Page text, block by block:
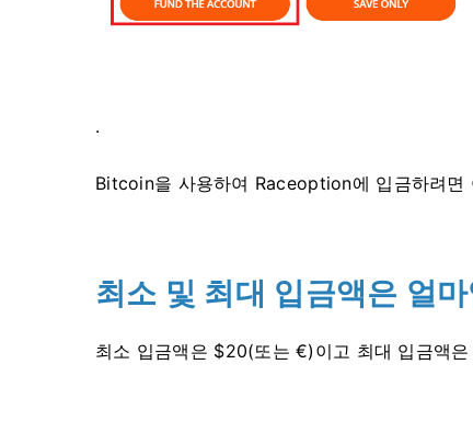
.
Bitcoin을 사용하여 Raceoption에 입금하려면
최소 및 최대 입금액은 얼
최소 입금액은 $20(또는 €)이고 최대 입금액